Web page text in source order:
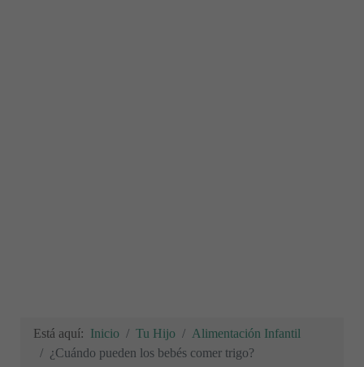
Está aquí: Inicio Tu Hijo
Alimentación Infantil
¿Cuándo pueden los bebés comer trigo?